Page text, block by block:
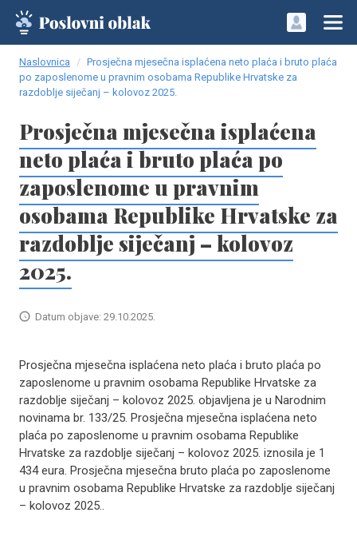
Naslovnica
Prosječna mjesečna isplaćena neto plaća i bruto plaća
po zaposlenome u pravnim osobama Republike Hrvatske za
razdoblje siječanj – kolovoz 2025.
Prosječna mjesečna isplaćena
neto plaća i bruto plaća po
zaposlenome u pravnim
osobama Republike Hrvatske za
razdoblje siječanj – kolovoz
2025.
Datum objave: 29.10.2025.
Prosječna mjesečna isplaćena neto plaća i bruto plaća po
zaposlenome u pravnim osobama Republike Hrvatske za
razdoblje siječanj – kolovoz 2025. objavljena je u Narodnim
novinama br. 133/25. Prosječna mjesečna isplaćena neto
plaća po zaposlenome u pravnim osobama Republike
Hrvatske za razdoblje siječanj – kolovoz 2025. iznosila je 1
434 eura. Prosječna mjesečna bruto plaća po zaposlenome
u pravnim osobama Republike Hrvatske za razdoblje siječanj
– kolovoz 2025..